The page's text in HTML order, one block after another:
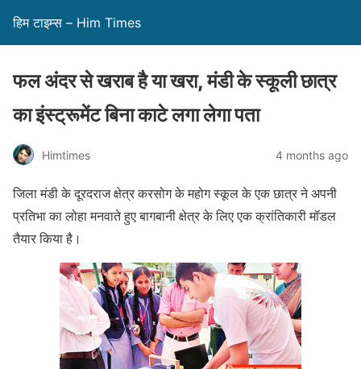
हिम टाइम्स – Him Times
फल अंदर से खराब है या खरा, मंडी के स्कूली छात्र
का इंस्ट्रूमेंट बिना काटे लगा लेगा पता
Himtimes 4 months ago
जिला मंडी के दूरदराज क्षेत्र करसोग के महोग स्कूल के एक छात्र ने अपनी
प्रतिभा का लोहा मनवाते हुए बागबानी क्षेत्र के लिए एक क्रांतिकारी मॉडल
तैयार किया है।